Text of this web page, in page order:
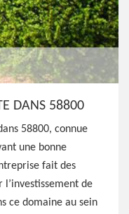
DANS 58800
58800, connue
une bonne
fait des
de
ce domaine au sein